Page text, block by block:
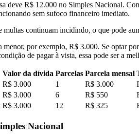
deve R$ 12.000 no Simples Nacional.
sem sufoco financeiro imediato.
multas continuam incidindo, o que pode
por exemplo, R$ 3.000. Se optar
de pagar à vista, essa pode ser a
Valor da dívida Parcelas Parcela mensal
R$ 3.000 1 R$ 3.000
R$ 3.000 6 R$ 550
R$ 3.000 12 R$ 325
Nacional